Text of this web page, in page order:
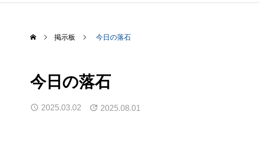
クルーズを楽しむ
掲示板 今日の落石
今日の落石
2025.03.02 2025.08.01